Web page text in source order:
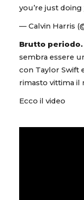
you’re just
— Calvin Harris
Brutto periodo.
sembra essere
con Taylor Swift
rimasto vittima il
Ecco il video